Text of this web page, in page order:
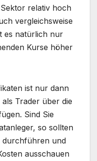
relativ hoch
vergleichsweise
es natürlich nur
Kurse höher
ist nur dann
Trader über die
Sind Sie
so sollten
durchführen und
ausschauen